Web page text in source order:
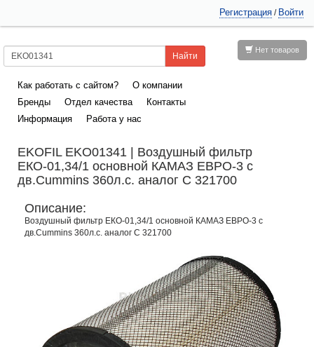
Регистрация / Войти
Нет товаров
Как работать с сайтом?
О компании
Бренды
Отдел качества
Контакты
Информация
Работа у нас
EKOFIL EKO01341 | Воздушный фильтр
ЕКО-01,34/1 основной КАМАЗ ЕВРО-3 с
дв.Cummins 360л.с. аналог C 321700
Описание:
Воздушный фильтр ЕКО-01,34/1 основной КАМАЗ ЕВРО-3 с
дв.Cummins 360л.с. аналог C 321700